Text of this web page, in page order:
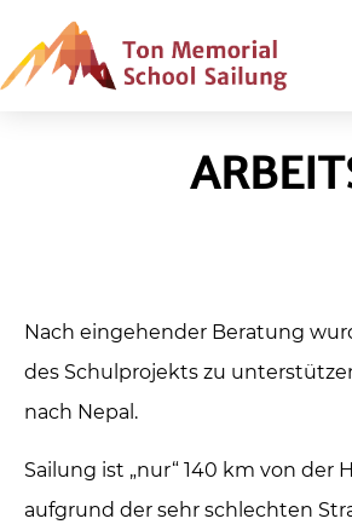
Nach eingehender Beratung
des Schulprojekts zu
nach Nepal.
Sailung ist „nur“ 140 km von
aufgrund der sehr schlechten